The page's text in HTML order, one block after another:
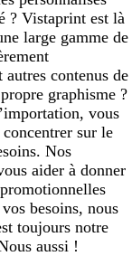
? Vistaprint est là
large gamme de
contenus de
graphisme ?
vous
sur le
Nos
aider à donner
besoins, nous
toujours notre
aussi !